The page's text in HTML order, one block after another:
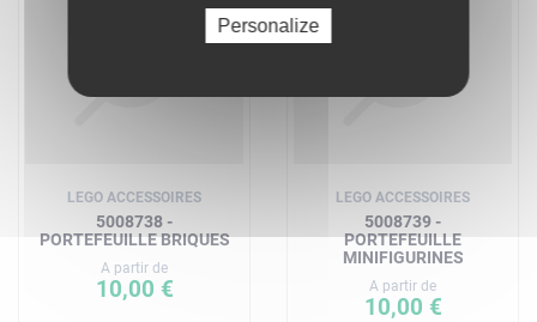
LEGO ACCESSOIRES
5008738 -
PORTEFEUILLE BRIQUES
A partir de
10,00 €
LEGO ACCESSOIRES
5008739 -
PORTEFEUILLE
MINIFIGURINES
A partir de
10,00 €
Personalize